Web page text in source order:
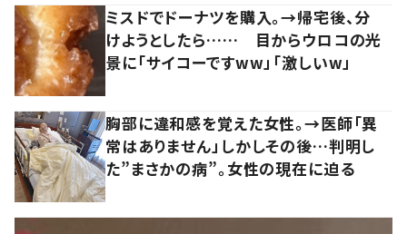
ミスドでドーナツを購入。→帰宅後、分
けようとしたら…… 目からウロコの光
景に「サイコーですww」「激しいw」
胸部に違和感を覚えた女性。→医師「異
常はありません」しかしその後…判明し
た”まさかの病”。女性の現在に迫る